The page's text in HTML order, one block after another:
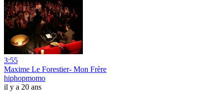
3:55
Maxime Le Forestier- Mon Frère
hiphopmomo
il y a 20 ans